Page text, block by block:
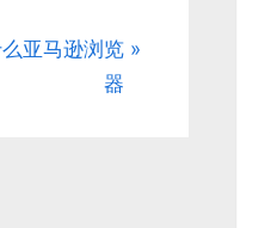
亚马逊浏览
器